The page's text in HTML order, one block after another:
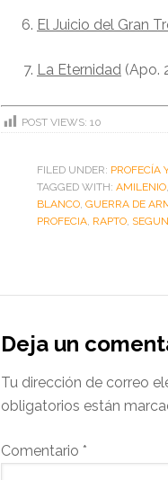
El Juicio del Gran
La Eternidad (Apo.
POST VIEWS: 10
FILED UNDER: PROFECÍA
TAGGED WITH: AMILENIO,
BLANCO, GUERRA DE
PROFECIA, RAPTO,
Deja un
Tu dirección de correo
obligatorios están
Comentario *